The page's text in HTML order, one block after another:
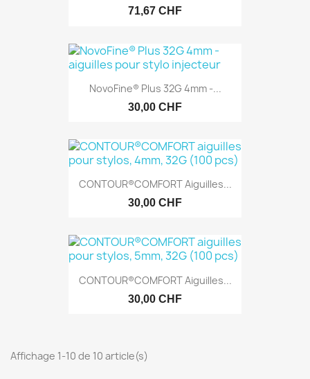
71,67 CHF
NovoFine® Plus 32G 4mm -...
30,00 CHF
CONTOUR®COMFORT Aiguilles...
30,00 CHF
CONTOUR®COMFORT Aiguilles...
30,00 CHF
Affichage 1-10 de 10 article(s)